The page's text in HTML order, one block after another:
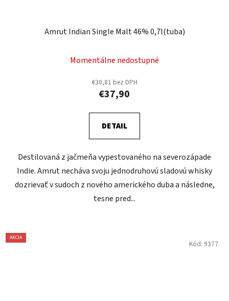
Amrut Indian Single Malt 46% 0,7l(tuba)
Momentálne nedostupné
€30,81 bez DPH
€37,90
DETAIL
Destilovaná z jačmeňa vypestovaného na severozápade
Indie. Amrut necháva svoju jednodruhovú sladovú whisky
dozrievať v sudoch z nového amerického duba a následne,
tesne pred...
AKCIA
Kód: 9377